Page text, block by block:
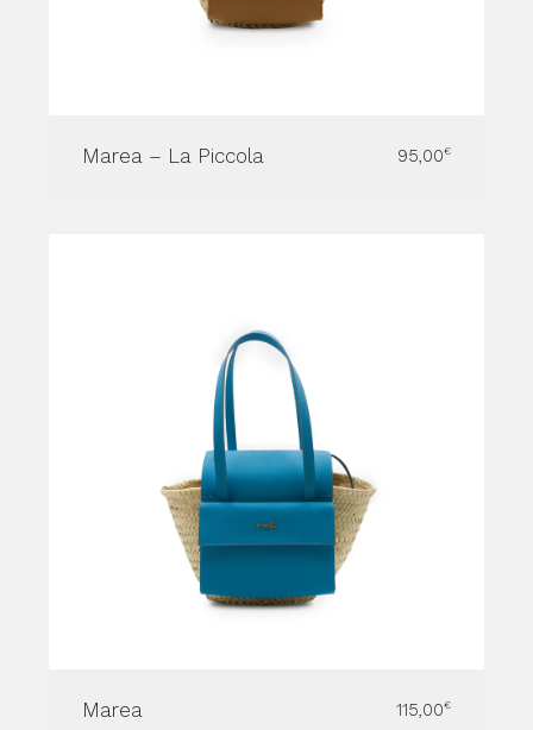
Marea – La Piccola 95,00€
Marea 115,00€